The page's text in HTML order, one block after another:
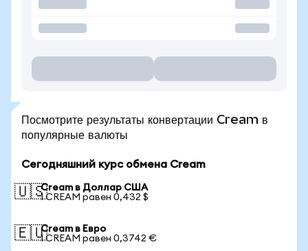
Посмотрите результаты конвертации Cream в
популярные валюты
Сегодняшний курс обмена Cream
🇺🇸Cream в Доллар США
1 CREAM равен 0,432 $
🇪🇺Cream в Евро
1 CREAM равен 0,3742 €